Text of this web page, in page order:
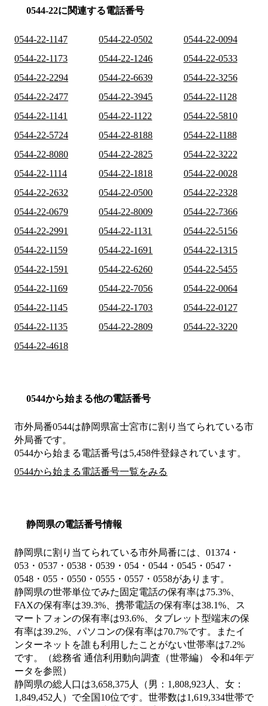
0544-22に関連する電話番号
0544-22-1147 0544-22-0502
0544-22-0094
0544-22-1173
0544-22-1246
0544-22-0533
0544-22-2294
0544-22-6639
0544-22-3256
0544-22-2477
0544-22-3945
0544-22-1128
0544-22-1141
0544-22-1122
0544-22-5810
0544-22-5724
0544-22-8188
0544-22-1188
0544-22-8080
0544-22-2825
0544-22-3222
0544-22-1114
0544-22-1818
0544-22-0028
0544-22-2632
0544-22-0500
0544-22-2328
0544-22-0679
0544-22-8009
0544-22-7366
0544-22-2991
0544-22-1131
0544-22-5156
0544-22-1159
0544-22-1691
0544-22-1315
0544-22-1591
0544-22-6260
0544-22-5455
0544-22-1169
0544-22-7056
0544-22-0064
0544-22-1145
0544-22-1703
0544-22-0127
0544-22-1135
0544-22-2809
0544-22-3220
0544-22-4618
0544から始まる他の電話番号
市外局番0544は静岡県富士宮市に割り当てられている市
外局番です。
0544から始まる電話番号は5,458件登録されています。
0544から始まる電話番号一覧をみる
静岡県の電話番号情報
静岡県に割り当てられている市外局番には、01374・
053・0537・0538・0539・054・0544・0545・0547・
0548・055・0550・0555・0557・0558があります。
静岡県の世帯単位でみた固定電話の保有率は75.3%、
FAXの保有率は39.3%、携帯電話の保有率は38.1%、ス
マートフォンの保有率は93.6%、タブレット型端末の保
有率は39.2%、パソコンの保有率は70.7%です。またイ
ンターネットを誰も利用したことがない世帯率は7.2%
です。（総務省 通信利用動向調査（世帯編） 令和4年デ
ータを参照）
静岡県の総人口は3,658,375人（男：1,808,923人、女：
1,849,452人）で全国10位です。世帯数は1,619,334世帯で